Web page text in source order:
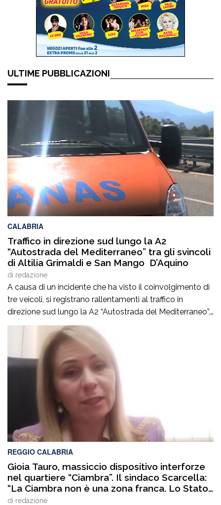
ULTIME PUBBLICAZIONI
CALABRIA
Traffico in direzione sud lungo la A2
“Autostrada del Mediterraneo” tra gli svincoli
di Altilia Grimaldi e San Mango D’Aquino
di redazione
A causa di un incidente che ha visto il coinvolgimento di
tre veicoli, si registrano rallentamenti al traffico in
direzione sud lungo la A2 “Autostrada del Mediterraneo”,
nel tratto compreso tra gli svincoli di Altilia Grimaldi (CS)
e San Mango D’Aquino (CZ). Sul posto è intervenuto il
personale Anas, il 118 e il soccorso meccanico […]
REGGIO CALABRIA
Gioia Tauro, massiccio dispositivo interforze
nel quartiere “Ciambra”. Il sindaco Scarcella:
“La Ciambra non è una zona franca. Lo Stato
c’è e si vede”
di redazione